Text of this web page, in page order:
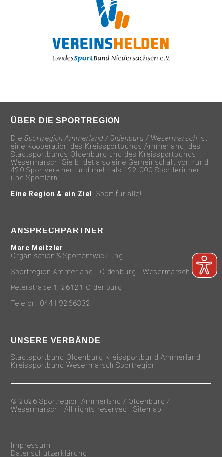
ÜBER DIE SPORTREGION
DieSportregion Ammerland / Oldenburg / Wesermarsch ist
eine Kooperation des Kreissportbunds Ammerland, des
Stadtsportbunds Oldenburg und des Kreissportbunds
Wesermarsch. Sie bildet also eine Gemeinschaft von rund
420 Sportvereinen und mehr als 122.000 Sportlerinnen
und Sportlern.
Eine Region & ein Ziel : Sport für alle!
ANSPRECHPARTNER
Marc Meitzler
Organisation & Sportentwicklung
Sportregion Ammerland - Oldenburg - Wesermarsch
Peterstraße 1, 26121 Oldenburg
Telefon: 0441 9266332
UNSERE VERBÄNDE
Stadtsportbund Oldenburg Kreissportbund Ammerland
Kreissportbund Wesermarsch Sportregion
© 2026 Sportregion Ammerland / Oldenburg /
Wesermarsch | All rights reserved |Sitemap
Impressum
Datenschutzerklärung